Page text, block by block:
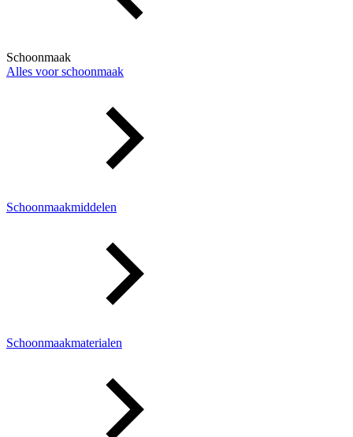
Schoonmaak
Alles voor schoonmaak
Schoonmaakmiddelen
Schoonmaakmaterialen